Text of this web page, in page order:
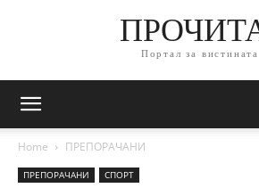
Портал за вистината
Home ПРЕПОРАЧАНИ
ПРЕПОРАЧАНИ СПОРТ